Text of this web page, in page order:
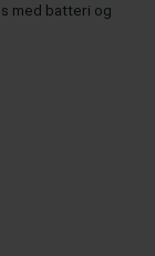
med batteri og